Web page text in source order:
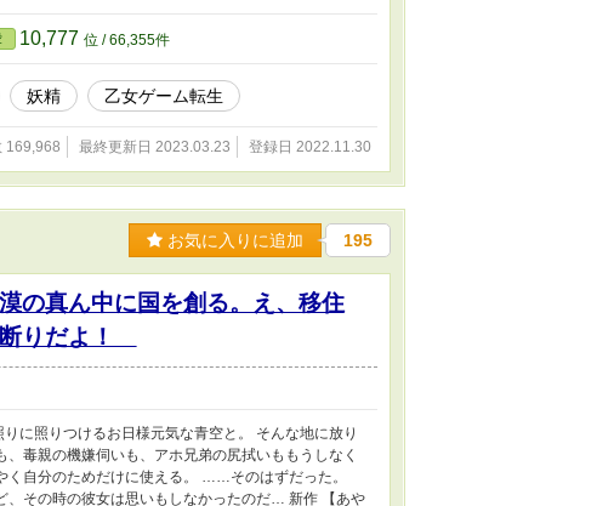
10,777 位 / 66,355件
妖精 乙女ゲーム転生
169,968 最終更新日 2023.03.23 登録日 2022.11.30
お気に入りに追加 195
の真ん中に国を創る。え、移住
りだよ！
に照りつけるお日様元気な青空と。 そんな地に放り
毒親の機嫌伺いも、アホ兄弟の尻拭いももうしなく
く自分のためだけに使える。 ……そのはずだった。
、その時の彼女は思いもしなかったのだ… 新作 【あや